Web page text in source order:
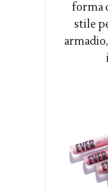
forma
stile